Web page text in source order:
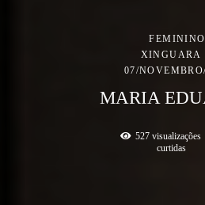
FEMININO
XINGUARA
07/
MARIA
527 visualizações
curtidas